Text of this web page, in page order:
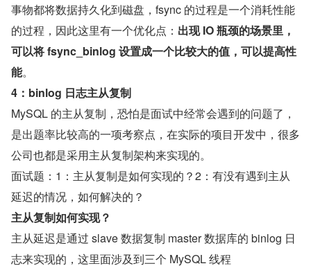
事物都将数据持久化到磁盘，fsync 的过程是一个消耗性能
的过程，因此这里有一个优化点： 出现 IO 瓶颈的场景里，
可以将 fsync_binlog 设置成一个比较大的值，可以提高性
能。
4：binlog 日志主从复制
MySQL 的主从复制，恐怕是面试中经常会遇到的问题了，
是出题率比较高的一项考察点，在实际的项目开发中，很多
公司也都是采用主从复制架构来实现的。
面试题：1：主从复制是如何实现的？2：有没有遇到主从
延迟的情况，如何解决的？
主从复制如何实现？
主从延迟是通过 slave 数据复制 master 数据库的 binlog 日
志来实现的，这里面涉及到三个 MySQL 线程